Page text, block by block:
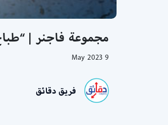
مجموعة فاجنر |
9 May 2023
فريق دقائق